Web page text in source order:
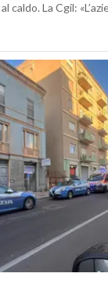
caldo. La Cgil: